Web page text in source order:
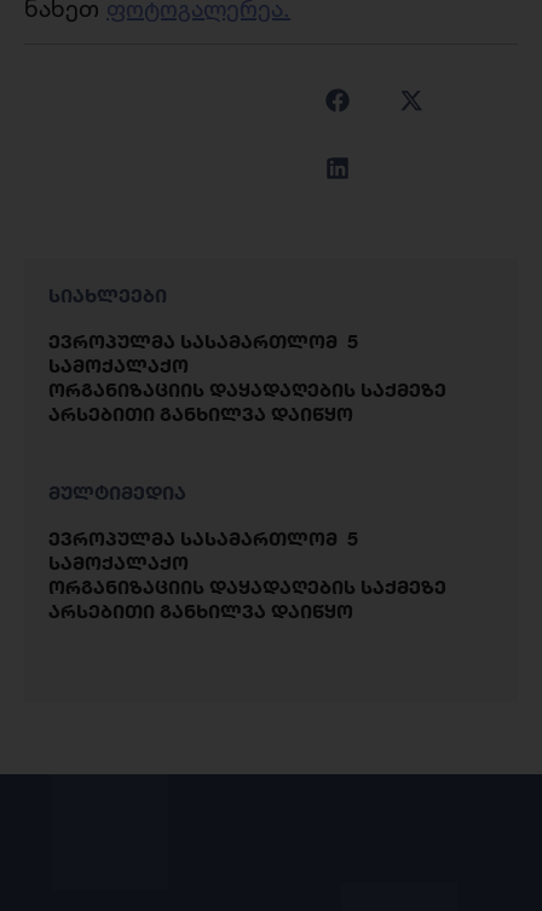
ნახეთ ფოტოგალერეა.
სიახლეები
ევროპულმა სასამართლომ 5
სამოქალაქო
ორგანიზაციის დაყადაღების საქმეზე
არსებითი განხილვა დაიწყო
მულტიმედია
ევროპულმა სასამართლომ 5
სამოქალაქო
ორგანიზაციის დაყადაღების საქმეზე
არსებითი განხილვა დაიწყო